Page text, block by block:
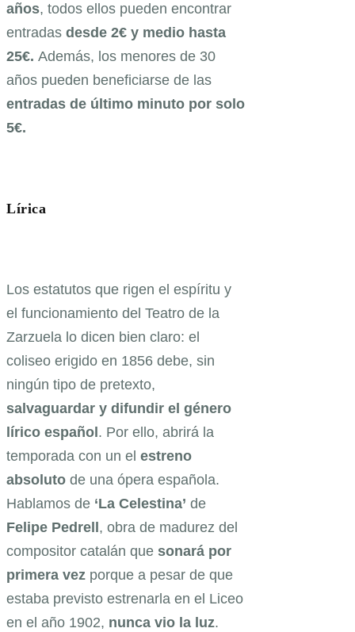
años, todos ellos pueden encontrar
entradas desde 2€ y medio hasta
25€. Además, los menores de 30
años pueden beneficiarse de las
entradas de último minuto por solo
5€.
Lírica
Los estatutos que rigen el espíritu y
el funcionamiento del Teatro de la
Zarzuela lo dicen bien claro: el
coliseo erigido en 1856 debe, sin
ningún tipo de pretexto,
salvaguardar y difundir el género
lírico español . Por ello, abrirá la
temporada con un el estreno
absoluto de una ópera española.
Hablamos de ‘La Celestina’ de
Felipe Pedrell , obra de madurez del
compositor catalán que sonará por
primera vez porque a pesar de que
estaba previsto estrenarla en el Liceo
en el año 1902, nunca vio la luz.